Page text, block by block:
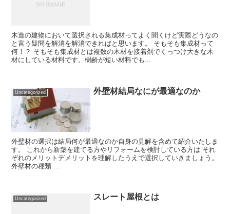
木造の建物において選択される集成材ってよく聞くけど実際どうなの
と言う疑問を解消を解消できればと思います。 そもそも集成材って
何！？ そもそも集成材とは複数の木材を接着剤でくっつけ大きな木
材にしている材料です。樹齢が短い材料でも...
Uncategorized 外壁材結局なにが最適なのか
外壁材の選択は結局何が最適なのか自身の見解を含めて紹介いたしま
す。 これから新築を建てる方やリフォームを検討している方は それ
ぞれのメリットデメリットを理解したうえで選択していきましょう。
外壁材の種類 ...
Uncategorized スレート屋根とは